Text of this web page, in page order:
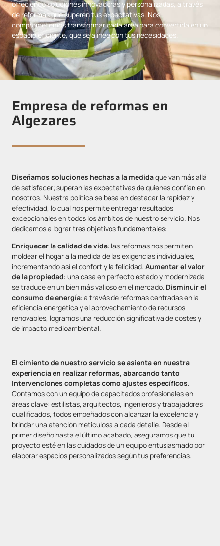
ofreciendo soluciones innovadoras y personalizadas, a través
de reformas que superen tus expectativas. Nos
comprometemos transformar cada área para convertirla en un
espacio eficiente, que se alinee con tus necesidades.
Empresa de reformas en
Algezares
Diseñamos soluciones hechas a la medidaque van más allá
de satisfacer; superan las expectativas de quienes confían en
nosotros. Nuestra política se basa en destacar la rapidez y
efectividad, lo cual nos permite entregar resultados
excepcionales en todos los ámbitos de nuestro servicio. Nos
dedicamos a lograr tres objetivos fundamentales:
Enriquecer la calidad de vida: las reformas nos permiten
moldear el hogar a la medida de las exigencias individuales,
incrementando así el confort y la felicidad. Aumentar el valor
de la propiedad: una casa en perfecto estado y modernizada
se traduce en un bien más valioso en el mercado. Disminuir el
consumo de energía: a través de reformas centradas en la
eficiencia energética y el aprovechamiento de recursos
renovables, logramos una reducción significativa de costes y
de impacto medioambiental.
El cimiento de nuestro servicio se asienta en nuestra
experiencia en realizar reformas, abarcando tanto
intervenciones completas como ajustes específicos.
Contamos con un equipo de capacitados profesionales en
áreas clave: estilistas, arquitectos, ingenieros y trabajadores
cualificados, todos empeñados con alcanzar la excelencia y
brindar una atención meticulosa a cada detalle. Desde el
primer diseño hasta el último acabado, aseguramos que tu
proyecto esté en las cuidados de un equipo entusiasmado por
elaborar espacios personalizados según tus preferencias.